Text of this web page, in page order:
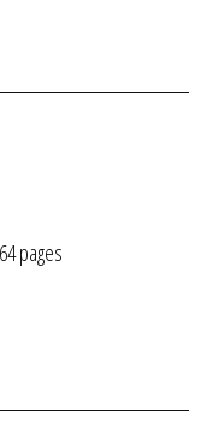
pages